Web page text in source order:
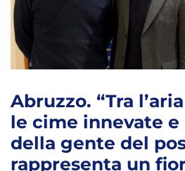
Abruzzo. “Tra
le cime innevate
della gente del
rappresenta un